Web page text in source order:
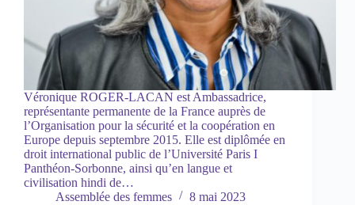
Véronique ROGER-LACAN est Ambassadrice,
représentante permanente de la France auprès de
l’Organisation pour la sécurité et la coopération en
Europe depuis septembre 2015. Elle est diplômée en
droit international public de l’Université Paris I
Panthéon-Sorbonne, ainsi qu’en langue et
civilisation hindi de…
Assemblée des femmes
8 mai 2023